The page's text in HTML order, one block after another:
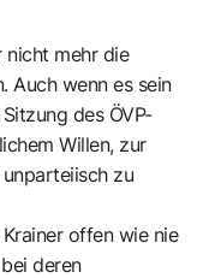
nicht mehr die
Auch wenn es sein
des ÖVP-
Willen, zur
zu
offen wie nie
deren